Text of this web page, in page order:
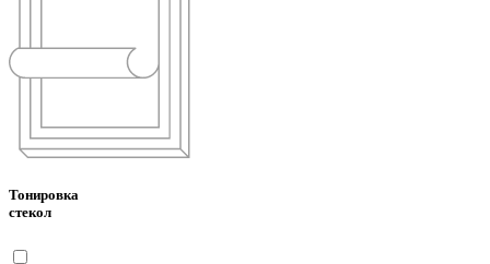
Тонировка
стекол